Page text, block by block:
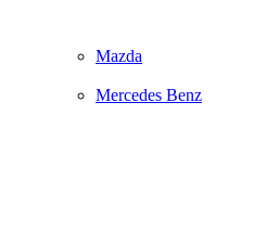
Mazda
Mercedes Benz